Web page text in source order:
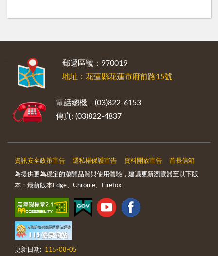
郵遞區號：970019
地址：花蓮縣花蓮市府前路15號
電話總機：(03)822-6153
傳真: (03)822-4837
資訊安全政策宣告 隱私權保護宣告 資料開放宣告 首長信箱
為提供更為穩定的瀏覽品質與使用體驗，建議更新瀏覽器至以下版
本：最新版本Edge、Chrome、Firefox
更新日期: 115-08-05